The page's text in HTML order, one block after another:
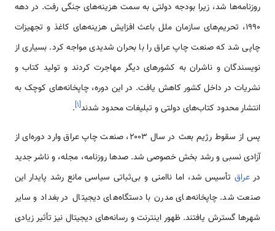
روزنامه‌ها شد، زیرا بودجه دولتی به سمت هزینه‌های جنگی رفت. در دهه
۱۹۹۰، تحریم‌های سازمان ملل باعث افزایش هزینه‌های کاغذ و تجهیزات
چاپی شد که صنعت چاپ عراق را با بحران شدیدی مواجه کرد. بسیاری از
نویسندگان و ناشران به کشورهای دیگر مهاجرت کردند و تولید کتاب و
نشریات در داخل کشور کاهش یافت. در این دوره، چاپخانه‌های کوچک به
انتشار محدود کتاب‌های دولتی و تبلیغات محدود شدند[۱]
.
پس از سقوط رژیم بعث در سال ۲۰۰۳، صنعت چاپ عراق وارد دوره‌ای از
آزادی نسبی و رشد بخش خصوصی شد. صدها روزنامه، مجله، و ناشر جدید
در عراقتأسیس شد، اما ناامنی و بی‌ثباتی سیاسی مانع رشد پایدار این
صنعت شد. چاپخانه‌های مدرن با دستگاه‌های دیجیتال در بغداد و سایر
شهرها گسترش یافتند. ظهور اینترنت و رسانه‌های دیجیتال نیز تأثیر زیادی